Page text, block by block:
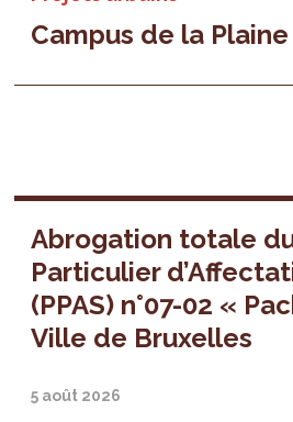
Campus de la Plaine
Abrogation totale
Particulier
(PPAS) n°07-02 «
Ville de Bruxelles
5 août 2026